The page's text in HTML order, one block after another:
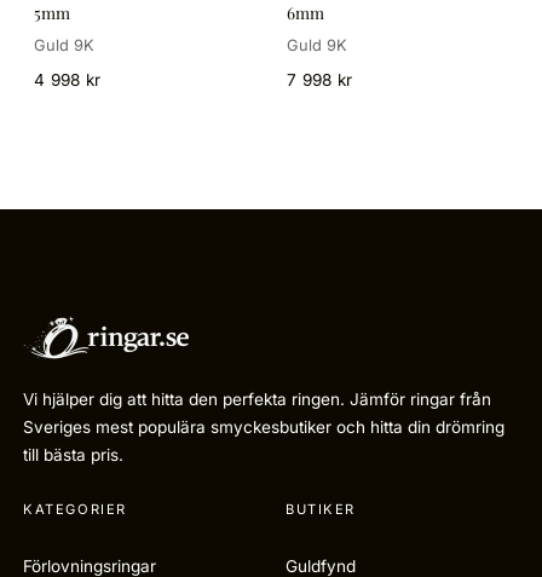
5mm
Guld 9K
4 998 kr
6mm
Guld 9K
7 998 kr
Vi hjälper dig att hitta den perfekta ringen. Jämför ringar från
Sveriges mest populära smyckesbutiker och hitta din drömring
till bästa pris.
KATEGORIER
Förlovningsringar
BUTIKER
Guldfynd